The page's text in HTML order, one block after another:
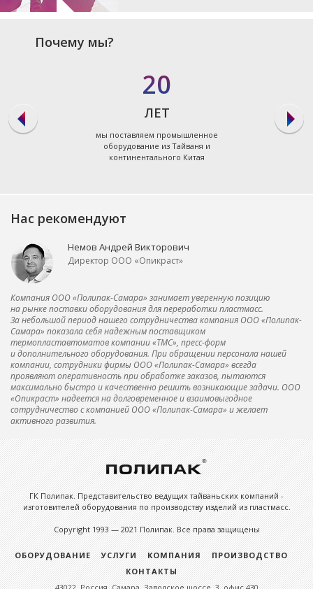
Почему мы?
20
ЛЕТ
мы поставляем промышленное
оборудование из Тайваня и
континентального Китая
Нас рекомендуют
Немов Андрей Викторович
Директор ООО «Опикраст»
Компания ООО «Полипак-Самара» занимает уверенную позицию
на рынке поставки оборудования для переработки пластмасс.
За небольшой период нашего сотрудничества компания ООО «Полипак-
Самара» показала себя надежным поставщиком
термопластавтоматов компании «ТМС», пресс-форм
и дополнительного оборудования. При обращении персонала нашей
компании, сотрудники фирмы ООО «Полипак-Самара» всегда
проявляют оперативность при обработке заказов, пытаются
максимально быстро и качественно решить возникающие задачи. ООО
«Опикраст» надеется на долговременное и взаимовыгодное
сотрудничество с компанией ООО «Полипак-Самара» и желает
активного развития.
ГК Полипак. Представительство ведущих тайваньских компаний -
изготовителей оборудования по производству изделий из пластмасс.
Copyright 1993 — 2021 Полипак. Все права защищены
ОБОРУДОВАНИЕ УСЛУГИ КОМПАНИЯ
ПРОИЗВОДСТВО
КОНТАКТЫ